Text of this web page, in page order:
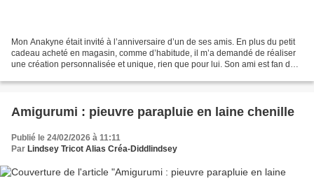
Mon Anakyne était invité à l’anniversaire d’un de ses amis. En plus du petit
cadeau acheté en magasin, comme d’habitude, il m’a demandé de réaliser
une création personnalisée et unique, rien que pour lui. Son ami est fan de
Amigurumi : pieuvre parapluie en laine chenille
Publié le 24/02/2026 à 11:11
Par Lindsey Tricot Alias Créa-Diddlindsey